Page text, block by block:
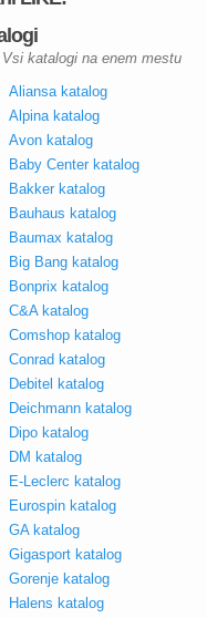
Vsi katalogi na enem mestu
Aliansa katalog
Alpina katalog
Avon katalog
Baby Center katalog
Bakker katalog
Bauhaus katalog
Baumax katalog
Big Bang katalog
Bonprix katalog
C&A katalog
Comshop katalog
Conrad katalog
Debitel katalog
Deichmann katalog
Dipo katalog
DM katalog
E-Leclerc katalog
Eurospin katalog
GA katalog
Gigasport katalog
Gorenje katalog
Halens katalog